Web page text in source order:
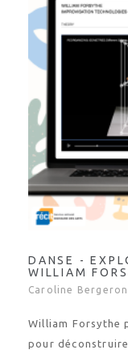
DANSE -
WILLIAM
Caroline Bergeron
William Forsythe
pour